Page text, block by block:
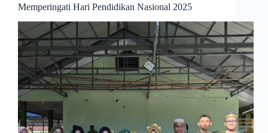
Memperingati Hari Pendidikan Nasional 2025